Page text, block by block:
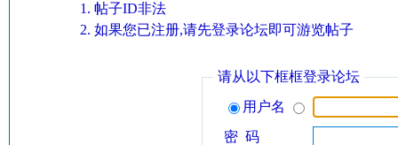
帖子ID非法
如果您已注册,请先登录论坛即可游览帖子
请从以下框框登录论坛
用户名
密 码